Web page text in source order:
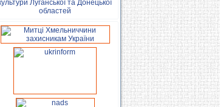
Луганської та Донецької
областей